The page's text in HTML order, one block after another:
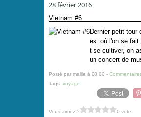
28 février 2016
Vietnam #6
Dernier petit tour
es: où l'on se fait
t se cultiver, on
un concert de
Posté par malile à 08:00 -
Tags: voyage
Vous aimez ? 0 vote